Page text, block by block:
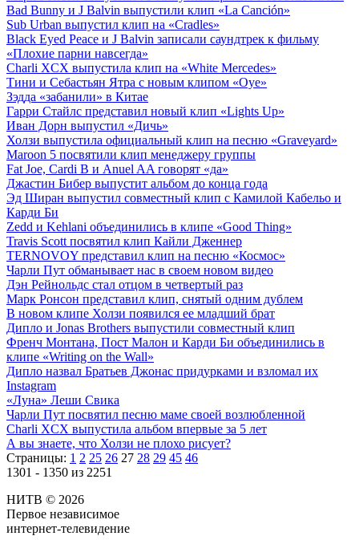
Bad Bunny и J Balvin выпустили клип «La Canción»
Sub Urban выпустил клип на «Cradles»
Black Eyed Peace и J Balvin записали саундтрек к фильму
«Плохие парни навсегда»
Charli XCX выпустила клип на «White Mercedes»
Тини и Себастьян Ятра с новым клипом «Oye»
Зэдда «забанили» в Китае
Гарри Стайлс представил новый клип «Lights Up»
Иван Дорн выпустил «Дичь»
Холзи выпустила официальный клип на песню «Graveyard»
Maroon 5 посвятили клип менеджеру группы
Fat Joe, Cardi B и Anuel AA говорят «да»
Джастин Бибер выпустит альбом до конца года
Эд Ширан выпустил совместный клип с Камилой Кабельо и
Карди Би
Zedd и Kehlani объединились в клипе «Good Thing»
Travis Scott посвятил клип Кайли Дженнер
TERNOVOY представил клип на песню «Космос»
Чарли Пут обманывает нас в своем новом видео
Дэн Рейнольдс стал отцом в четвертый раз
Марк Ронсон представил клип, снятый одним дублем
В новом клипе Холзи появился ее младший брат
Дипло и Jonas Brothers выпустили совместный клип
Френч Монтана, Пост Малон и Карди Би объединились в
клипе «Writing on the Wall»
Дипло назвал Братьев Джонас придурками и взломал их
Instagram
«Луна» Леши Свика
Чарли Пут посвятил песню маме своей возлюбленной
Charli XCX выпустила альбом впервые за 5 лет
А вы знаете, что Холзи не плохо рисует?
Страницы: 1 2 25 26 27 28 29 45 46
1301 - 1350 из 2251
НИТВ © 2026
Первое независимое
интернет-телевидение